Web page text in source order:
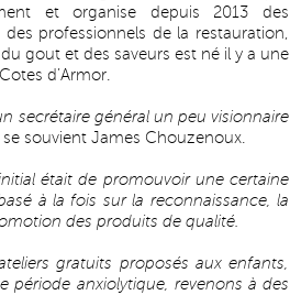
et organise depuis 2013 des
professionnels de la restauration,
gout et des saveurs est né il y a une
d’Armor.
secrétaire général un peu visionnaire
, se souvient James Chouzenoux.
était de promouvoir une certaine
à la fois sur la reconnaissance, la
des produits de qualité.
gratuits proposés aux enfants,
période anxiolytique, revenons à des